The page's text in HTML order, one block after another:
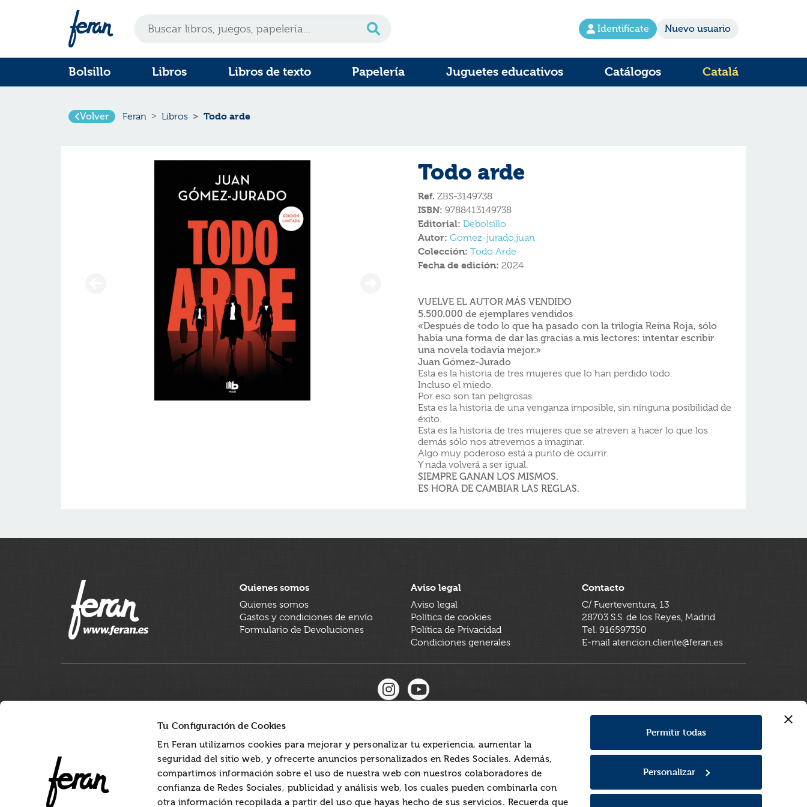
Tu Configuración de Cookies
En Feran utilizamos cookies para mejorar y personalizar tu experiencia, aumentar la
seguridad del sitio web, y ofrecerte anuncios personalizados en Redes Sociales. Además,
compartimos información sobre el uso de nuestra web con nuestros colaboradores de
confianza de Redes Sociales, publicidad y análisis web, los cuales pueden combinarla con
otra información recopilada a partir del uso que hayas hecho de sus servicios. Recuerda que
Permitir todas
Personalizar
Identifícate Nuevo usuario
Bolsillo Libros Libros de texto Papelería Juguetes educativos Catálogos Catalá
Volver Feran Libros Todo arde
Todo arde
Ref. ZBS-3149738
ISBN: 9788413149738
Editorial: Debolsillo
Autor: Gomez-jurado,juan
Colección: Todo Arde
Fecha de edición: 2024
VUELVE EL AUTOR MÁS VENDIDO
5.500.000 de ejemplares vendidos
«Después de todo lo que ha pasado con la trilogía Reina Roja, sólo
había una forma de dar las gracias a mis lectores: intentar escribir
una novela todavía mejor.»
Juan Gómez-Jurado
Esta es la historia de tres mujeres que lo han perdido todo.
Incluso el miedo.
Por eso son tan peligrosas.
Esta es la historia de una venganza imposible, sin ninguna posibilidad de
éxito.
Esta es la historia de tres mujeres que se atreven a hacer lo que los
demás sólo nos atrevemos a imaginar.
Algo muy poderoso está a punto de ocurrir.
Y nada volverá a ser igual.
SIEMPRE GANAN LOS MISMOS.
ES HORA DE CAMBIAR LAS REGLAS.
Quienes somos
Quienes somos
Gastos y condiciones de envío
Formulario de Devoluciones
Aviso legal
Aviso legal
Política de cookies
Política de Privacidad
Condiciones generales
Contacto
C/ Fuerteventura, 13
28703 S.S. de los Reyes, Madrid
Tel. 916597350
E-mail atencion.cliente@feran.es